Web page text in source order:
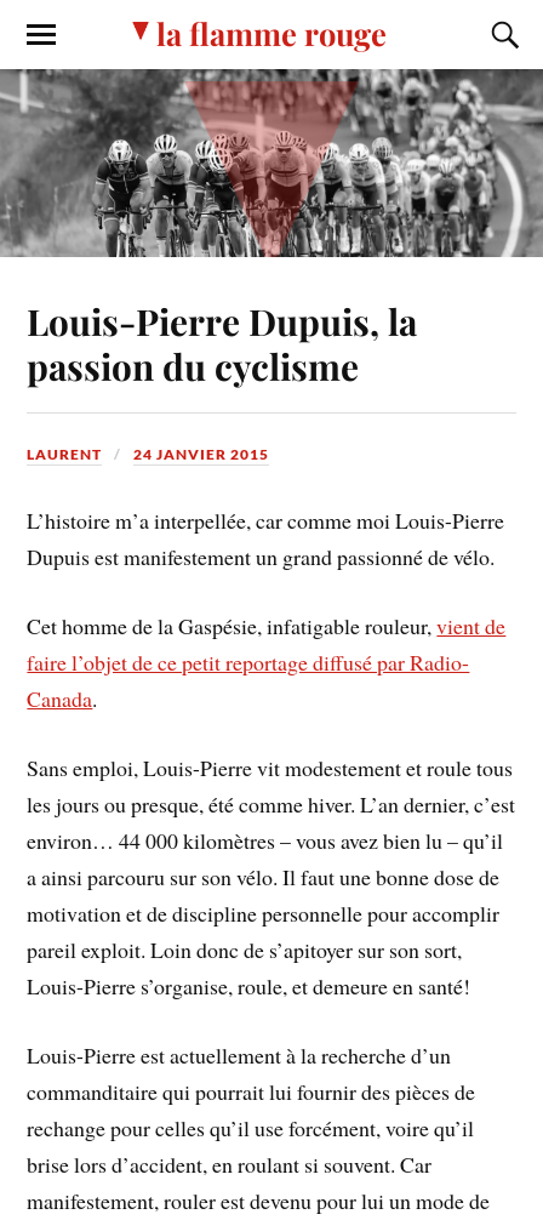
la flamme rouge
Louis-Pierre Dupuis, la
passion du cyclisme
LAURENT 24 JANVIER 2015
L’histoire m’a interpellée, car comme moi Louis-Pierre
Dupuis est manifestement un grand passionné de vélo.
Cet homme de la Gaspésie, infatigable rouleur,vient de
faire l’objet de ce petit reportage diffusé par Radio-
Canada.
Sans emploi, Louis-Pierre vit modestement et roule tous
les jours ou presque, été comme hiver. L’an dernier, c’est
environ… 44 000 kilomètres – vous avez bien lu – qu’il
a ainsi parcouru sur son vélo. Il faut une bonne dose de
motivation et de discipline personnelle pour accomplir
pareil exploit. Loin donc de s’apitoyer sur son sort,
Louis-Pierre s’organise, roule, et demeure en santé!
Louis-Pierre est actuellement à la recherche d’un
commanditaire qui pourrait lui fournir des pièces de
rechange pour celles qu’il use forcément, voire qu’il
brise lors d’accident, en roulant si souvent. Car
manifestement, rouler est devenu pour lui un mode de